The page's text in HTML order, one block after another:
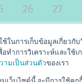
ในการเก็บข้อมูลเกี่ยว
ทำการวิเคราะห์และใ
ามเป็นส่วนตัวของเรา
ว็บไซต์นี้ จะมีการใช้คุ
26 27